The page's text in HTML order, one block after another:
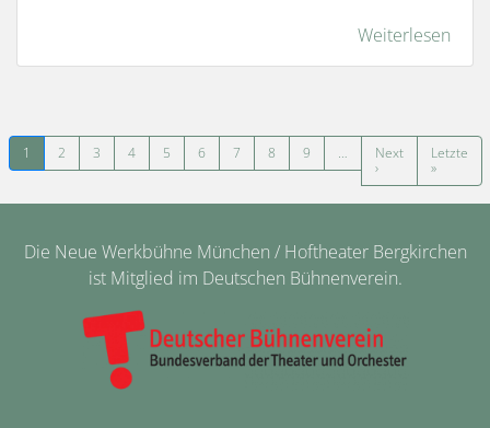
Weiterlesen
Seitennummerierung
1 2 3 4 5 6 7 8 9
Next
›Nächste Seite
Letzte
»Letzte
Die Neue Werkbühne München / Hoftheater Bergkirchen
ist Mitglied im Deutschen Bühnenverein.